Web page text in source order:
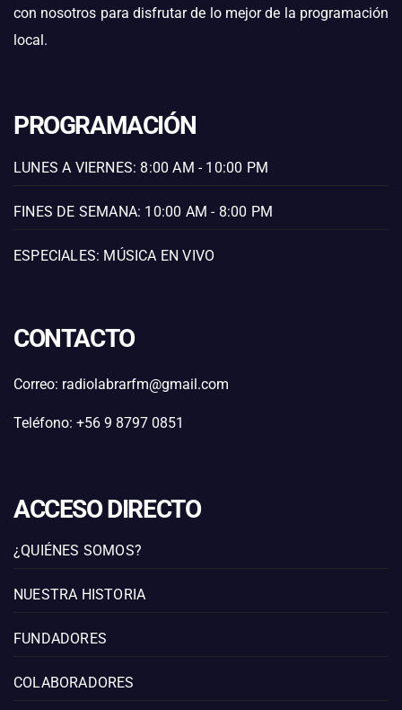
con nosotros para disfrutar de lo mejor de la programación
local.
PROGRAMACIÓN
LUNES A VIERNES: 8:00 AM - 10:00 PM
FINES DE SEMANA: 10:00 AM - 8:00 PM
ESPECIALES: MÚSICA EN VIVO
CONTACTO
Correo: radiolabrarfm@gmail.com
Teléfono: +56 9 8797 0851
ACCESO DIRECTO
¿QUIÉNES SOMOS?
NUESTRA HISTORIA
FUNDADORES
COLABORADORES